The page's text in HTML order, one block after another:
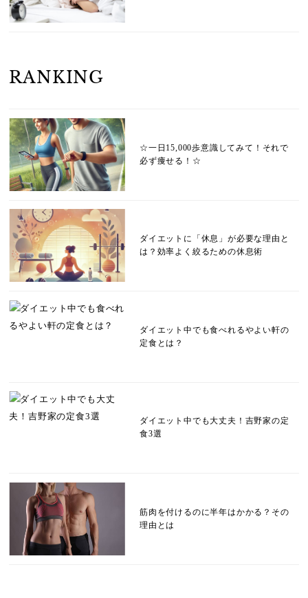
RANKING
☆一日15,000歩意識してみて！それで
必ず痩せる！☆
ダイエットに「休息」が必要な理由と
は？効率よく絞るための休息術
ダイエット中でも食べれるやよい軒の
定食とは？
ダイエット中でも大丈夫！吉野家の定
食3選
筋肉を付けるのに半年はかかる？その
理由とは